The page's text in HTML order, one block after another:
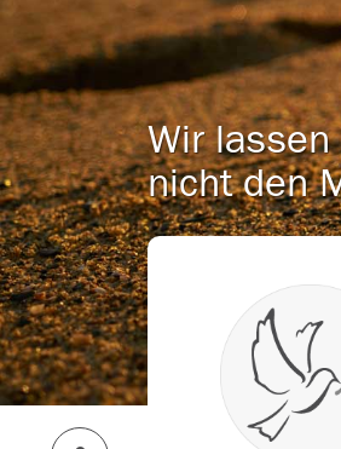
Wir
nicht den